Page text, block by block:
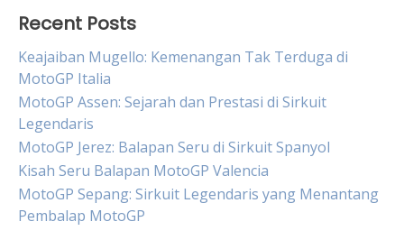
Recent Posts
Keajaiban Mugello: Kemenangan Tak Terduga di
MotoGP Italia
MotoGP Assen: Sejarah dan Prestasi di Sirkuit
Legendaris
MotoGP Jerez: Balapan Seru di Sirkuit Spanyol
Kisah Seru Balapan MotoGP Valencia
MotoGP Sepang: Sirkuit Legendaris yang Menantang
Pembalap MotoGP